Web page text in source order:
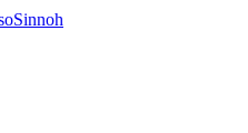
Sinnoh